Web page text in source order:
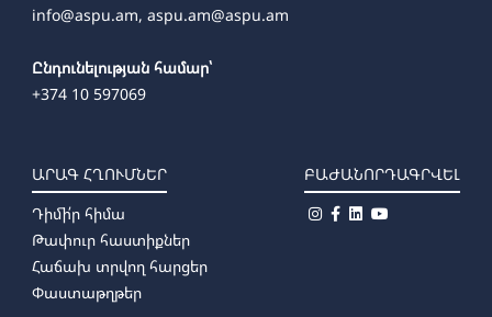
info@aspu.am, aspu.am@aspu.am
Ընդունելության համար՝
+374 10 597069
ԱՐԱԳ ՀՂՈՒՄՆԵՐ
Դիմի՛ր հիմա
Թափուր հաստիքներ
Հաճախ տրվող հարցեր
Փաստաթղթեր
ԲԱԺԱՆՈՐԴԱԳՐՎԵԼ